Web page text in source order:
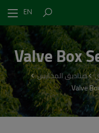
EN
Valve Box
صناديق المحابس
Valve